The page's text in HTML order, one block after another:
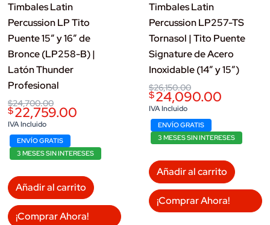
Timbales Latin
Percussion LP Tito
Puente 15″ y 16″ de
Bronce (LP258-B) |
Latón Thunder
Profesional
$24,700.00
Original
price
was:
$24,700.00.
$22,759.00
Current
price
is:
$22,759.00.
IVA Incluido
ENVÍO GRATIS
3 MESES SIN INTERESES
Añadir al carrito
¡Comprar Ahora!
Timbales Latin
Percussion LP257-TS
Tornasol | Tito Puente
Signature de Acero
Inoxidable (14″ y 15″)
$26,150.00
Original
price
was:
$26,150.00.
$24,090.00
Current
price
is:
$24,090.00.
IVA Incluido
ENVÍO GRATIS
3 MESES SIN INTERESES
Añadir al carrito
¡Comprar Ahora!